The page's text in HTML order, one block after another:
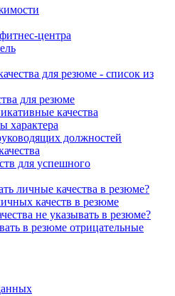
центра
для резюме - список из
для резюме
качества
характера
должностей
для успешного
личные качества в резюме?
качеств в резюме
не указывать в резюме?
в резюме отрицательные